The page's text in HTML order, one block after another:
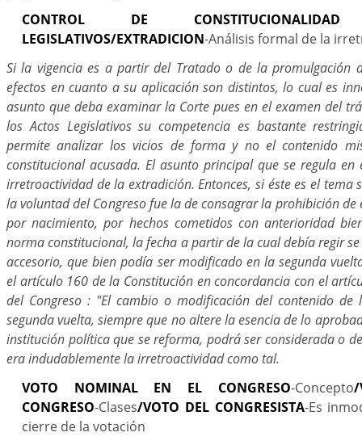
CONTROL DE
LEGISLATIVOS/EXTRADICION-Análisis formal de la
Si la vigencia es a partir del Tratado o de la promulgación
efectos en cuanto a su aplicación son distintos, lo cual es
asunto que deba examinar la Corte pues en el examen del
los Actos Legislativos su competencia es bastante
permite analizar los vicios de forma y no el contenido
constitucional acusada. El asunto principal que se regula en
irretroactividad de la extradición. Entonces, si éste es el tema
la voluntad del Congreso fue la de consagrar la prohibición
por nacimiento, por hechos cometidos con anterioridad
norma constitucional, la fecha a partir de la cual debía regir
accesorio, que bien podía ser modificado en la segunda
el artículo 160 de la Constitución en concordancia con el
del Congreso : "El cambio o modificación del contenido de
segunda vuelta, siempre que no altere la esencia de lo
institución política que se reforma, podrá ser considerada o
era indudablemente la irretroactividad como tal.
VOTO NOMINAL EN EL CONGRESO-Concepto/
CONGRESO-Clases/VOTO DEL CONGRESISTA-Es
cierre de la votación